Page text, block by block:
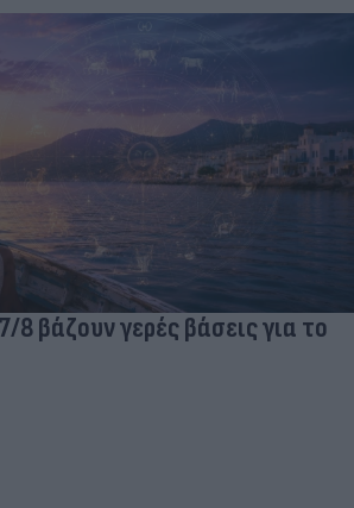
βάζουν γερές βάσεις για το